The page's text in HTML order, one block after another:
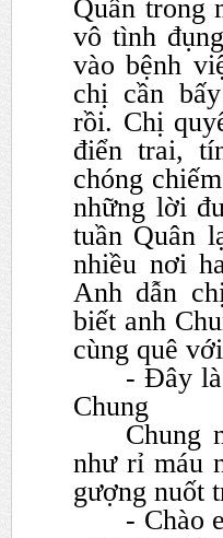
Quân trong
vô tình
vào bệnh
chị cần
rồi. Chị
điển trai,
chóng
những lời
tuần Quân
nhiều nơi
Anh dẫn
biết anh
cùng quê
- Đây
Chung
Chung
như rỉ máu
gượng nuốt
- Chào